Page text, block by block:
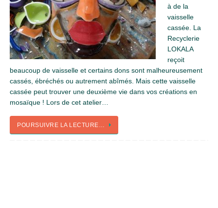
à de la
vaisselle
cassée. La
Recyclerie
LOKALA
reçoit
beaucoup de vaisselle et certains dons sont malheureusement
cassés, ébréchés ou autrement abîmés. Mais cette vaisselle
cassée peut trouver une deuxième vie dans vos créations en
mosaïque ! Lors de cet atelier…
POURSUIVRE LA LECTURE…